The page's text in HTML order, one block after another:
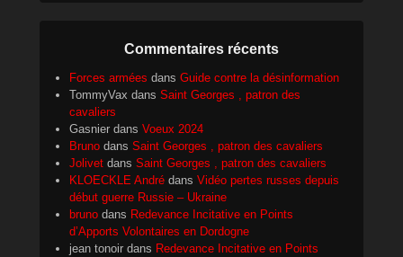
Commentaires récents
Forces armées dans Guide contre la désinformation
TommyVax dans Saint Georges , patron des
cavaliers
Gasnier dans Voeux 2024
Bruno dans Saint Georges , patron des cavaliers
Jolivet dans Saint Georges , patron des cavaliers
KLOECKLE André dans Vidéo pertes russes depuis
début guerre Russie – Ukraine
bruno dans Redevance Incitative en Points
d’Apports Volontaires en Dordogne
jean tonoir dans Redevance Incitative en Points